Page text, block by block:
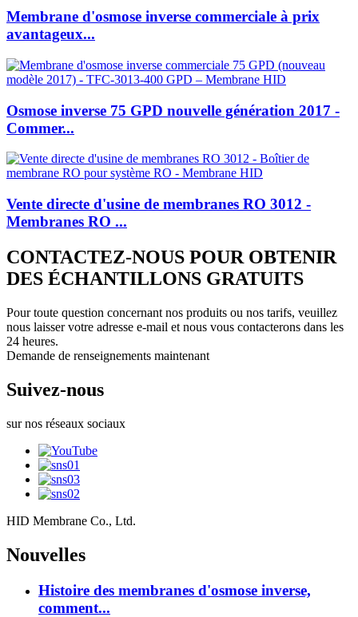
Membrane d'osmose inverse commerciale à prix
avantageux...
Osmose inverse 75 GPD nouvelle génération 2017 -
Commer...
Vente directe d'usine de membranes RO 3012 -
Membranes RO ...
CONTACTEZ-NOUS POUR OBTENIR
DES ÉCHANTILLONS GRATUITS
Pour toute question concernant nos produits ou nos tarifs, veuillez
nous laisser votre adresse e-mail et nous vous contacterons dans les
24 heures.
Demande de renseignements maintenant
Suivez-nous
sur nos réseaux sociaux
HID Membrane Co., Ltd.
Nouvelles
Histoire des membranes d'osmose inverse,
comment...